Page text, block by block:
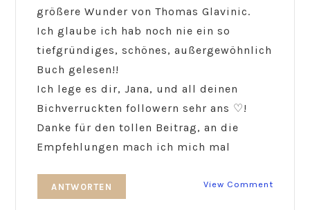
größere Wunder von Thomas Glavinic.
Ich glaube ich hab noch nie ein so
tiefgründiges, schönes, außergewöhnlich
Buch gelesen!!
Ich lege es dir, Jana, und all deinen
Bichverruckten followern sehr ans ♡!
Danke für den tollen Beitrag, an die
Empfehlungen mach ich mich mal
View Comment
ANTWORTEN